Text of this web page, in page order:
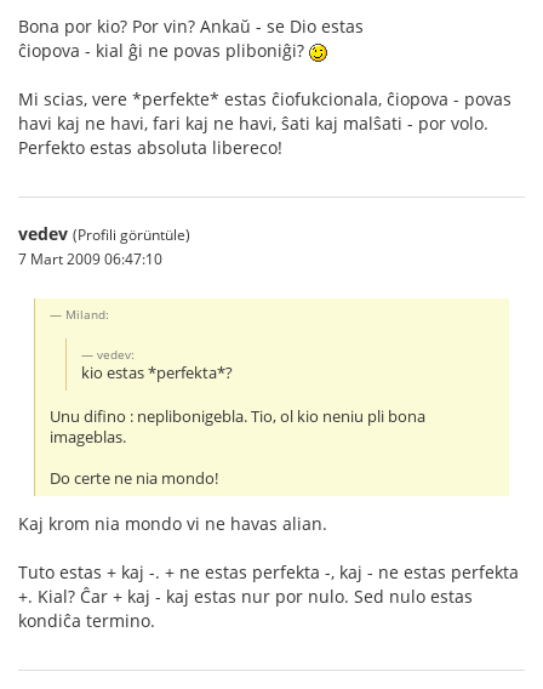
Bona por kio? Por vin? Ankaŭ - se Dio estas
ĉiopova - kial ĝi ne povas pliboniĝi?
Mi scias, vere *perfekte* estas ĉiofukcionala, ĉiopova - povas
havi kaj ne havi, fari kaj ne havi, ŝati kaj malŝati - por volo.
Perfekto estas absoluta libereco!
vedev (Profili görüntüle)
7 Mart 2009 06:47:10
Miland:
vedev:
kio estas *perfekta*?
Unu difino : neplibonigebla. Tio, ol kio neniu pli bona
imageblas.
Do certe ne nia mondo!
Kaj krom nia mondo vi ne havas alian.
Tuto estas + kaj -. + ne estas perfekta -, kaj - ne estas perfekta
+. Kial? Ĉar + kaj - kaj estas nur por nulo. Sed nulo estas
kondiĉa termino.